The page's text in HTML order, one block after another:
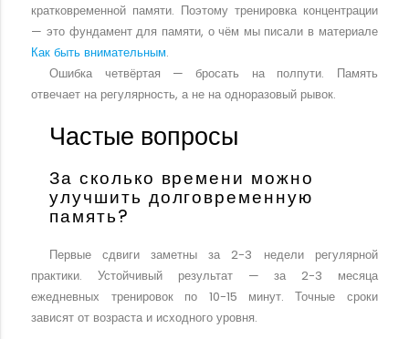
кратковременной памяти. Поэтому тренировка концентрации
— это фундамент для памяти, о чём мы писали в материале
Как быть внимательным.
Ошибка четвёртая — бросать на полпути. Память
отвечает на регулярность, а не на одноразовый рывок.
Частые вопросы
За сколько времени можно
улучшить долговременную
память?
Первые сдвиги заметны за 2-3 недели регулярной
практики. Устойчивый результат — за 2-3 месяца
ежедневных тренировок по 10-15 минут. Точные сроки
зависят от возраста и исходного уровня.